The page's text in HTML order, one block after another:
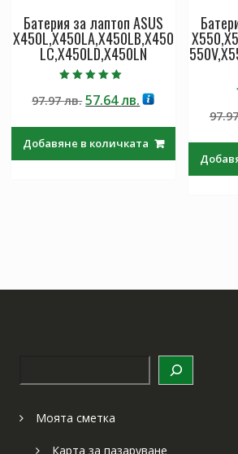
Батерия за лаптоп ASUS
X450L,X450LA,X450LB,X450
LC,X450LD,X450LN
5.00
от 5
97.97лв.Original
97.97 лв..
57.64лв.Текущата
57.64 лв..
Добавяне в количката
Моята сметка
Карта за пазаруване